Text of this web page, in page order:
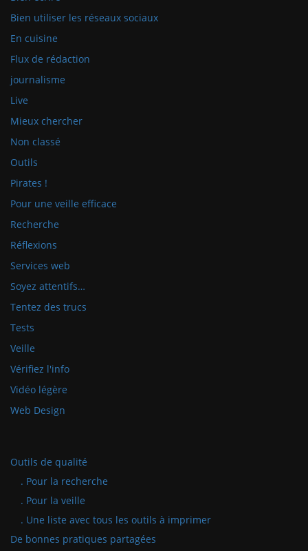
Bien utiliser les réseaux sociaux
En cuisine
Flux de rédaction
journalisme
Live
Mieux chercher
Non classé
Outils
Pirates !
Pour une veille efficace
Recherche
Réflexions
Services web
Soyez attentifs…
Tentez des trucs
Tests
Veille
Vérifiez l'info
Vidéo légère
Web Design
Outils de qualité
. Pour la recherche
. Pour la veille
. Une liste avec tous les outils à imprimer
De bonnes pratiques partagées